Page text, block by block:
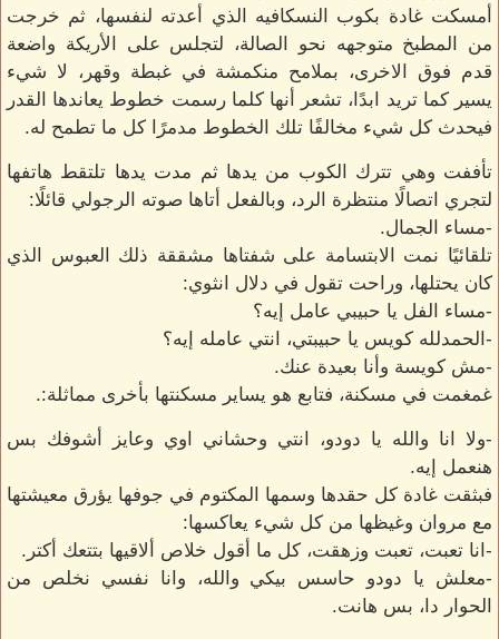
أمسكت غادة بكوب النسكافيه الذي أعدته لنفسها، ثم خرجت
من المطبخ متوجهه نحو الصالة، لتجلس على الأريكة واضعة
قدم فوق الاخرى، بملامح منكمشة في غبطة وقهر، لا شيء
يسير كما تريد ابدًا، تشعر أنها كلما رسمت خطوط يعاندها القدر
فيحدث كل شيء مخالفًا تلك الخطوط مدمرًا كل ما تطمح له.
تأففت وهي تترك الكوب من يدها ثم مدت يدها تلتقط هاتفها
لتجري اتصالًا منتظرة الرد، وبالفعل أتاها صوته الرجولي قائلًا:
-مساء الجمال.
تلقائيًا نمت الابتسامة على شفتاها مشققة ذلك العبوس الذي
كان يحتلها، وراحت تقول في دلال انثوي:
-مساء الفل يا حبيبي عامل إيه؟
-الحمدلله كويس يا حبيبتي، انتي عامله إيه؟
-مش كويسة وأنا بعيدة عنك.
غمغمت في مسكنة، فتابع هو يساير مسكنتها بأخرى مماثلة:.
-ولا انا والله يا دودو، انتي وحشاني اوي وعايز أشوفك بس
هنعمل إيه.
فبثقت غادة كل حقدها وسمها المكتوم في جوفها يؤرق معيشتها
مع مروان وغيظها من كل شيء يعاكسها:
-انا تعبت، تعبت وزهقت، كل ما أقول خلاص ألاقيها بتتعك أكتر.
-معلش يا دودو حاسس بيكي والله، وانا نفسي نخلص من
الحوار دا، بس هانت.